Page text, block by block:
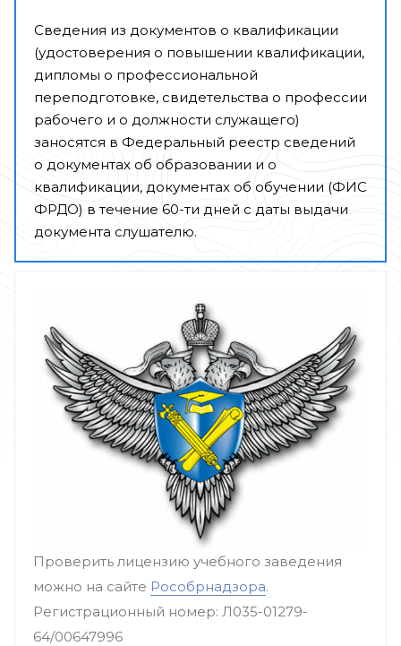
Сведения из документов о квалификации
(удостоверения о повышении квалификации,
дипломы о профессиональной
переподготовке, свидетельства о профессии
рабочего и о должности служащего)
заносятся в Федеральный реестр сведений
о документах об образовании и о
квалификации, документах об обучении (ФИС
ФРДО) в течение 60-ти дней с даты выдачи
документа слушателю.
Проверить лицензию учебного заведения
можно на сайте Рособрнадзора.
Регистрационный номер: Л035-01279-
64/00647996